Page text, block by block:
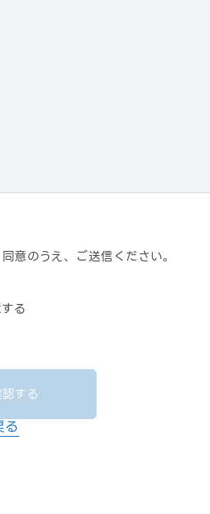
同意のうえ、ご送信ください。
る
する
る